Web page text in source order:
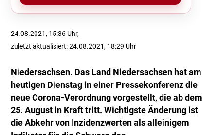
24.08.2021, 15:36 Uhr,
zuletzt aktualisiert: 24.08.2021, 18:29 Uhr
Niedersachsen. Das Land Niedersachsen hat am
heutigen Dienstag in einer Pressekonferenz die
neue Corona-Verordnung vorgestellt, die ab dem
25. August in Kraft tritt. Wichtigste Änderung ist
die Abkehr von Inzidenzwerten als alleinigem